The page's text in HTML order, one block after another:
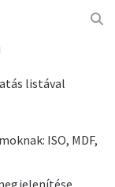
listával
ISO, MDF,